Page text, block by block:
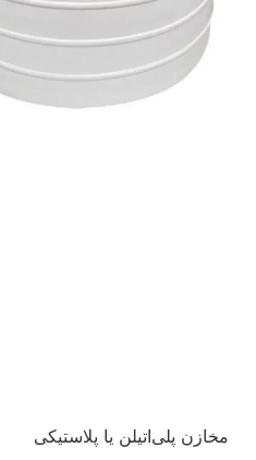
مخازن پلی‌اتیلن یا پلاستیکی